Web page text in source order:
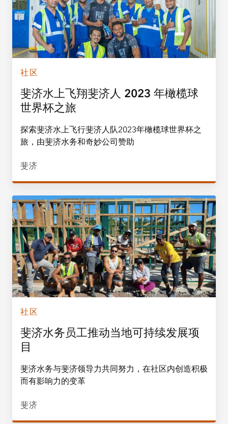
社区
斐济水上飞翔斐济人 2023 年橄榄球
世界杯之旅
探索斐济水上飞行斐济人队2023年橄榄球世界杯之
旅，由斐济水务和奇妙公司赞助
斐济
社区
斐济水务员工推动当地可持续发展项
目
斐济水务与斐济领导力共同努力，在社区内创造积极
而有影响力的变革
斐济